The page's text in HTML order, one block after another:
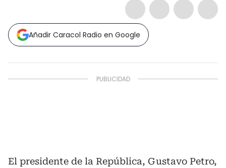
Añadir Caracol Radio en Google
El presidente de la República, Gustavo Petro,